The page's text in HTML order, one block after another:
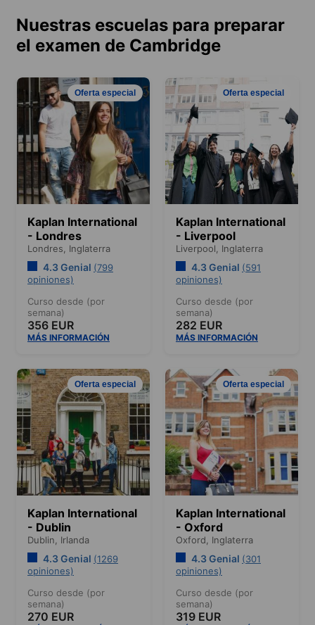
Nuestras escuelas para preparar
el examen de Cambridge
Oferta especial
Kaplan International
- Londres
Londres, Inglaterra
4.3 Genial (799
opiniones)
Curso desde (por
semana)
356 EUR
MÁS INFORMACIÓN
Oferta especial
Kaplan International
- Liverpool
Liverpool, Inglaterra
4.3 Genial (591
opiniones)
Curso desde (por
semana)
282 EUR
MÁS INFORMACIÓN
Oferta especial
Kaplan International
- Dublin
Dublin, Irlanda
4.3 Genial (1269
opiniones)
Curso desde (por
semana)
270 EUR
Oferta especial
Kaplan International
- Oxford
Oxford, Inglaterra
4.3 Genial (301
opiniones)
Curso desde (por
semana)
319 EUR